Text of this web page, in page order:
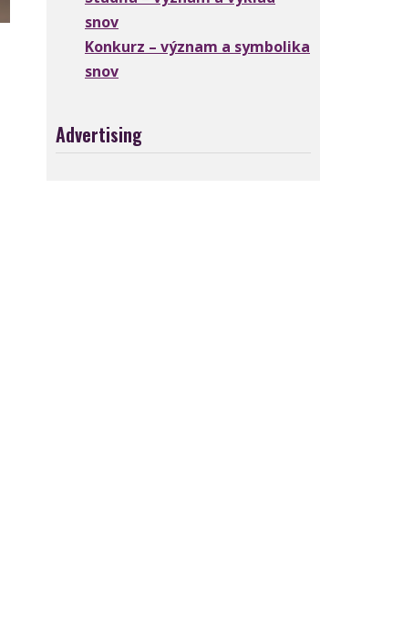
snov
Konkurz – význam a symbolika
snov
Advertising